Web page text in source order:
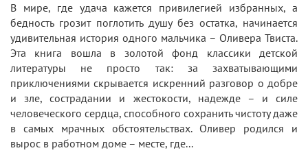
В мире, где удача кажется привилегией избранных, а
бедность грозит поглотить душу без остатка, начинается
удивительная история одного мальчика – Оливера Твиста.
Эта книга вошла в золотой фонд классики детской
литературы не просто так: за захватывающими
приключениями скрывается искренний разговор о добре
и зле, сострадании и жестокости, надежде – и силе
человеческого сердца, способного сохранить чистоту даже
в самых мрачных обстоятельствах. Оливер родился и
вырос в работном доме – месте, где...